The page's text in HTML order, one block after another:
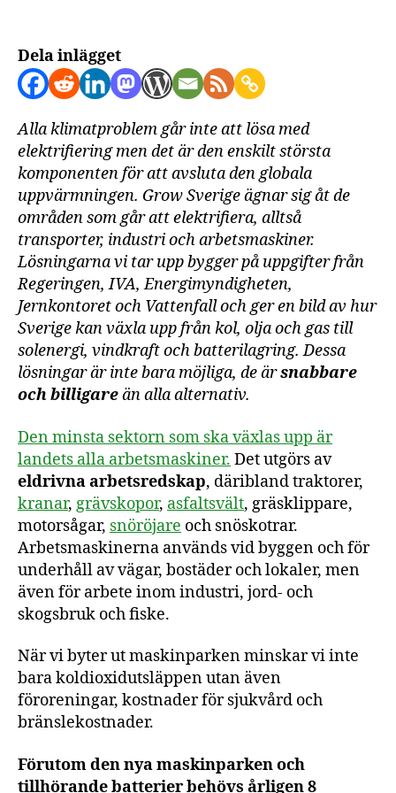
Dela inlägget
Alla klimatproblem går inte att lösa med
elektrifiering men det är den enskilt största
komponenten för att avsluta den globala
uppvärmningen. Grow Sverige ägnar sig åt de
områden som går att elektrifiera, alltså
transporter, industri och arbetsmaskiner.
Lösningarna vi tar upp bygger på uppgifter från
Regeringen, IVA, Energimyndigheten,
Jernkontoret och Vattenfall och ger en bild av hur
Sverige kan växla upp från kol, olja och gas till
solenergi, vindkraft och batterilagring. Dessa
lösningar är inte bara möjliga, de ärsnabbare
och billigareän alla alternativ.
Den minsta sektorn som ska växlas upp är
landets alla arbetsmaskiner. Det utgörs av
eldrivna arbetsredskap, däribland traktorer,
kranar, grävskopor, asfaltsvält, gräsklippare,
motorsågar, snöröjare och snöskotrar.
Arbetsmaskinerna används vid byggen och för
underhåll av vägar, bostäder och lokaler, men
även för arbete inom industri, jord- och
skogsbruk och fiske.
När vi byter ut maskinparken minskar vi inte
bara koldioxidutsläppen utan även
föroreningar, kostnader för sjukvård och
bränslekostnader.
Förutom den nya maskinparken och
tillhörande batterier behövs årligen 8